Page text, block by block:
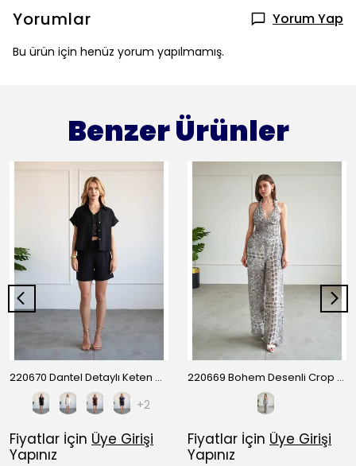
Yorumlar Yorum Yap
Bu ürün için henüz yorum yapılmamış.
Benzer Ürünler
220670 Dantel Detaylı Keten Gömlek Şort Takım
+2
Fiyatlar İçin Üye Girişi
Yapınız
220669 Bohem Desenli Crop Pantolon Takım
Fiyatlar İçin Üye Girişi
Yapınız